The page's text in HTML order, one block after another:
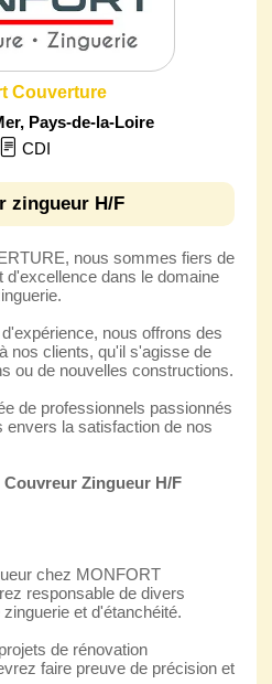
Couverture
, Pays-de-la-Loire
CDI
zingueur H/F
nous sommes fiers de
d'excellence dans le domaine
nous offrons des
nos clients, qu'il s'agisse de
ou de nouvelles constructions.
de professionnels passionnés
envers la satisfaction de nos
Couvreur Zingueur H/F
chez MONFORT
responsable de divers
et d'étanchéité.
de rénovation
faire preuve de précision et